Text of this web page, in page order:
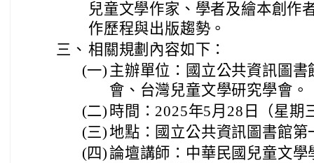
兒童文學作家、學者及繪本創作
作歷程與出版趨勢。
三、 相關規劃內容如下：
(一) 主辦單位：國立公共資訊圖
會、台灣兒童文學研究學會。
(二) 時間：2025年5月28日（星期
(三)地點：國立公共資訊圖書館第
(四)論壇講師：中華民國兒童文